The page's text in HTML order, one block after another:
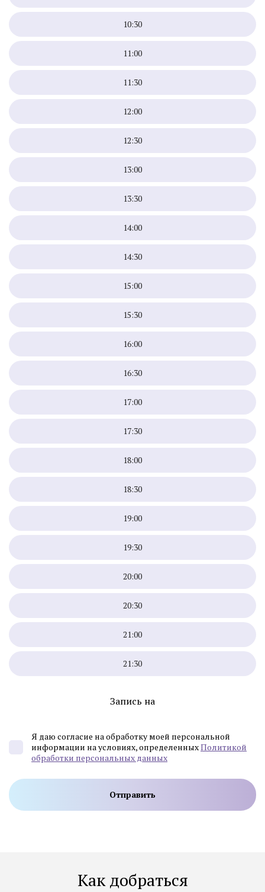
10:30
11:00
11:30
12:00
12:30
13:00
13:30
14:00
14:30
15:00
15:30
16:00
16:30
17:00
17:30
18:00
18:30
19:00
19:30
20:00
20:30
21:00
21:30
Запись на
Я даю согласие на обработку моей персональной
информации на условиях, определенныхПолитикой
обработки персональных данных
Как добраться